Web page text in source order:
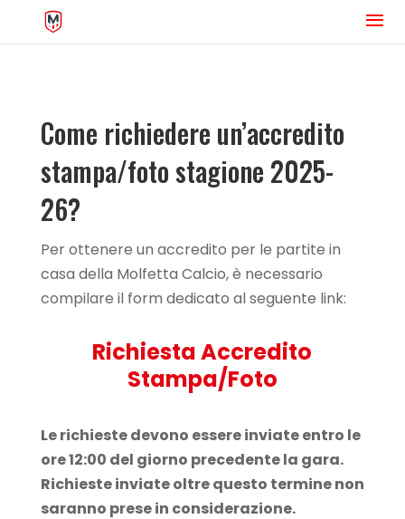
Come richiedere un’accredito
stampa/foto stagione 2025-
26?
Per ottenere un accredito per le partite in
casa della Molfetta Calcio, è necessario
compilare il form dedicato al seguente link:
Richiesta Accredito
Stampa/Foto
Le richieste devono essere inviate entro le
ore 12:00 del giorno precedente la gara.
Richieste inviate oltre questo termine non
saranno prese in considerazione.